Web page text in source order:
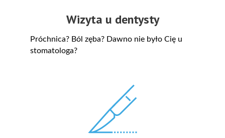
Wizyta u dentysty
Próchnica? Ból zęba? Dawno nie było Cię u
stomatologa?